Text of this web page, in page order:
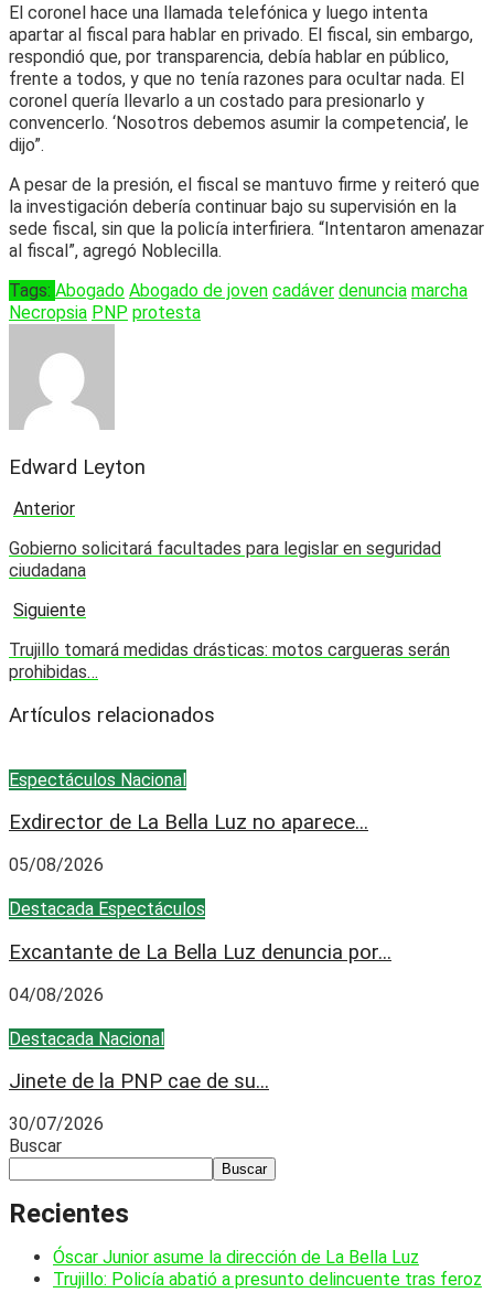
El coronel hace una llamada telefónica y luego intenta
apartar al fiscal para hablar en privado. El fiscal, sin embargo,
respondió que, por transparencia, debía hablar en público,
frente a todos, y que no tenía razones para ocultar nada. El
coronel quería llevarlo a un costado para presionarlo y
convencerlo. ‘Nosotros debemos asumir la competencia’, le
dijo”.
A pesar de la presión, el fiscal se mantuvo firme y reiteró que
la investigación debería continuar bajo su supervisión en la
sede fiscal, sin que la policía interfiriera. “Intentaron amenazar
al fiscal”, agregó Noblecilla.
Tags: Abogado Abogado de joven cadáver denuncia marcha
Necropsia PNP protesta
Edward Leyton
Anterior
Gobierno solicitará facultades para legislar en seguridad
ciudadana
Siguiente
Trujillo tomará medidas drásticas: motos cargueras serán
prohibidas…
Artículos relacionados
Espectáculos Nacional
Exdirector de La Bella Luz no aparece...
05/08/2026
Destacada Espectáculos
Excantante de La Bella Luz denuncia por...
04/08/2026
Destacada Nacional
Jinete de la PNP cae de su...
30/07/2026
Buscar
Buscar
Recientes
Óscar Junior asume la dirección de La Bella Luz
Trujillo: Policía abatió a presunto delincuente tras feroz